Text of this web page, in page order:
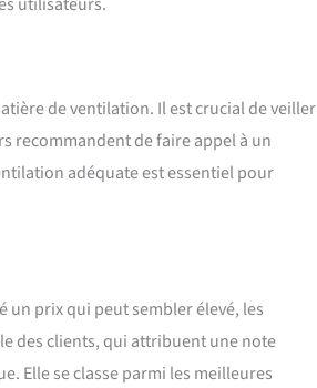
de ventilation. Il est crucial de veiller
recommandent de faire appel à un
adéquate est essentiel pour
un prix qui peut sembler élevé, les
des clients, qui attribuent une note
Elle se classe parmi les meilleures